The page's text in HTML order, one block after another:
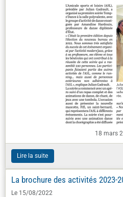
18 mars
Lire la suite
La brochure des activités 2023-
Le 15/08/2022